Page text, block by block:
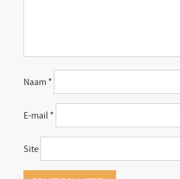
Naam *
E-mail *
Site